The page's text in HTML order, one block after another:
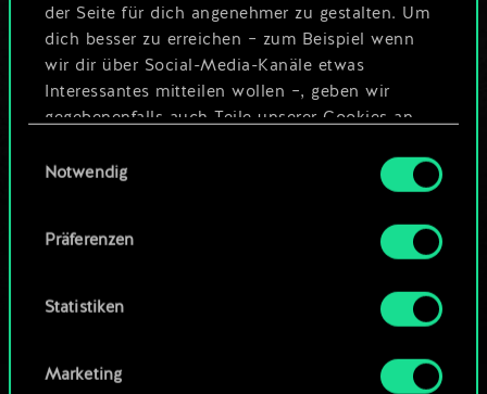
der Seite für dich angenehmer zu gestalten. Um
dich besser zu erreichen – zum Beispiel wenn
wir dir über Social-Media-Kanäle etwas
Interessantes mitteilen wollen –, geben wir
gegebenenfalls auch Teile unserer Cookies an
Cookies erfordert allerdings deine Zustimmung.
Alle Details zu unserer Nutzung von Cookies
findest du unten im Menü „Einstellungen“, wo
um das Thema Cookies ändern kannst.
Notwendig
Präferenzen
Statistiken
Marketing
Deck bearbeiten